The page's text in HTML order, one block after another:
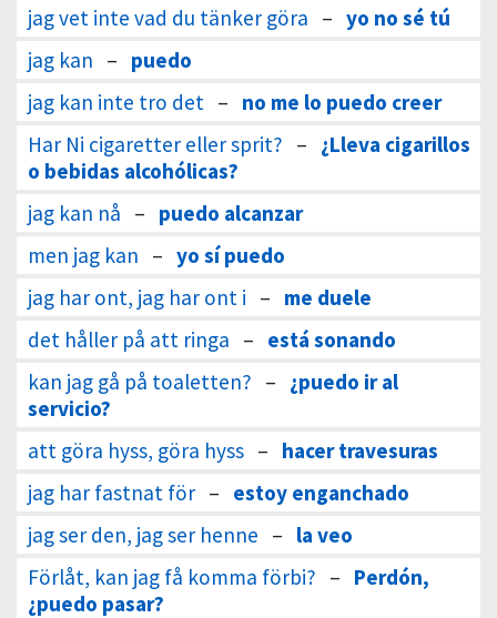
jag vet inte vad du tänker göra – yo no sé tú
jag kan – puedo
jag kan inte tro det – no me lo puedo creer
Har Ni cigaretter eller sprit? – ¿Lleva cigarillos
o bebidas alcohólicas?
jag kan nå – puedo alcanzar
men jag kan – yo sí puedo
jag har ont, jag har ont i – me duele
det håller på att ringa – está sonando
kan jag gå på toaletten? – ¿puedo ir al
servicio?
att göra hyss, göra hyss – hacer travesuras
jag har fastnat för – estoy enganchado
jag ser den, jag ser henne – la veo
Förlåt, kan jag få komma förbi? – Perdón,
¿puedo pasar?